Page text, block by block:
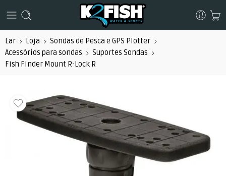
Lar Loja
Sondas de Pesca e GPS Plotter
Acessórios para sondas
Suportes Sondas
Fish Finder Mount R-Lock R